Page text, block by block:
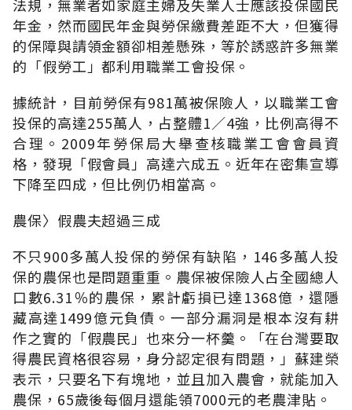
法規，無業者如家庭主婦及失業人士應該投保國民
年金，然而國民年金與勞保繳費差距不大，但獲得
的保障與請領金額卻相差懸殊，等於誘惑許多無業
的「假勞工」都利用職業工會投保。
據統計，目前勞保有981萬被保險人，以職業工會
投保的高達255萬人，占整體1∕4強，比例高得不
合理。2009年勞保局大舉查核職業工會會員資
格，發現「假會員」高達六成五。近年在密集宣導
下降至四成，但比例仍相當高。
農保〉假農夫超過三成
不只900多萬人投保的勞保有缺陷，146多萬人投
保的農保也是問題重重。農保被保險人占全國總人
口數6.31％的農保，累計虧損已達1368億，還隱
藏高達1499億元負債。一部分漏洞是根本沒有耕
作之實的「假農民」也來分一杯羹。「在台灣要取
得農民資格很容易，身分認定很有問題，」蘇建榮
表示，只要名下有塊地，並且加入農會，就能加入
農保，65歲後每個月還能領7000元的老農津貼。